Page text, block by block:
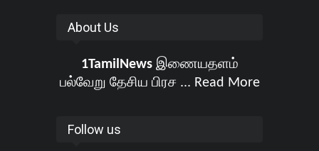
About Us
1TamilNewsஇணையதளம்
பல்வேறு தேசிய பிரச ... Read More
Follow us